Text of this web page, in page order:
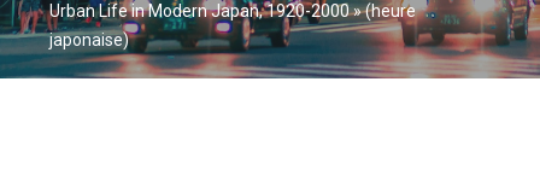
Urban Life in Modern Japan, 1920-2000 » (heure
japonaise)